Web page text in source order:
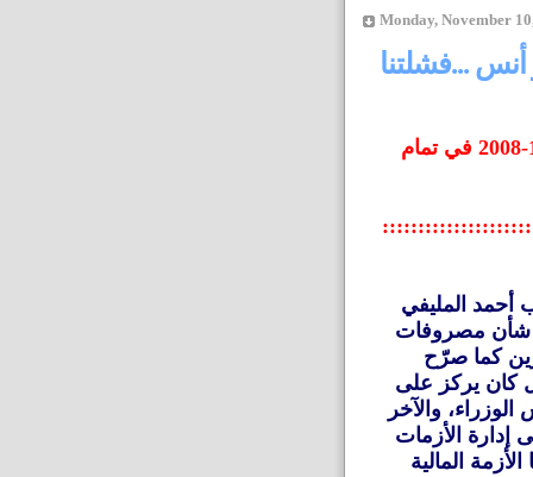
Monday, November
أنس ...فشلتنا
كل الكويت مدعوة للحضور يوم الثلاثاء 11-11-2008 في تمام
أحمد المليفي
شأن مصروفات
كما صرّح
كان يركز على
والآخر
الأزمات
المالية